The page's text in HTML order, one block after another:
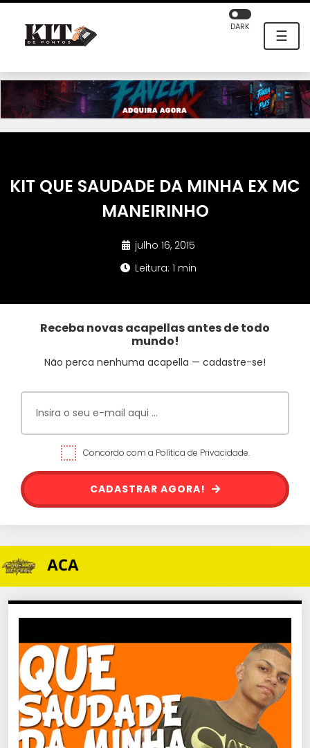
☰
DARK
KIT QUE SAUDADE DA MINHA EX MC
MANEIRINHO
julho 16, 2015
Leitura: 1 min
Receba novas acapellas antes de todo
mundo!
Não perca nenhuma acapella — cadastre-se!
Concordo com a Política de Privacidade.
CADASTRAR AGORA!